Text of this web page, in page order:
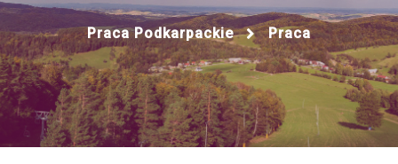
Praca Podkarpackie Praca